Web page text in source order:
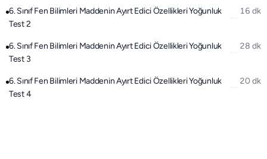
6. Sınıf Fen Bilimleri Maddenin Ayırt Edici Özellikleri Yoğunluk
Test 2
16 dk
6. Sınıf Fen Bilimleri Maddenin Ayırt Edici Özellikleri Yoğunluk
Test 3
28 dk
6. Sınıf Fen Bilimleri Maddenin Ayırt Edici Özellikleri Yoğunluk
Test 4
20 dk